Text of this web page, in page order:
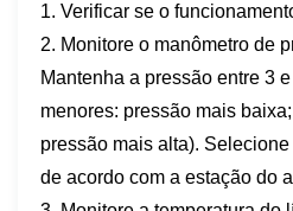
1. Verificar se o
2. Monitore o manômetro de
Mantenha a pressão entre 3
menores: pressão mais
pressão mais alta).
de acordo com a estação do